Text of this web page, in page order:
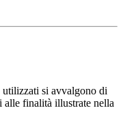
utilizzati si avvalgono di
alle finalità illustrate nella